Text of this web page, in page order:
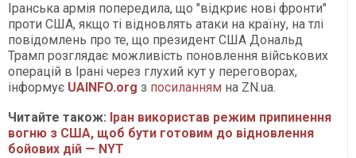
Іранська армія попередила, що "відкриє нові фронти"
проти США, якщо ті відновлять атаки на країну, на тлі
повідомлень про те, що президент США Дональд
Трамп розглядає можливість поновлення військових
операцій в Ірані через глухий кут у переговорах,
інформує UAINFO.org з посиланням на ZN.ua.
Читайте також: Іран використав режим припинення
вогню з США, щоб бути готовим до відновлення
бойових дій — NYT